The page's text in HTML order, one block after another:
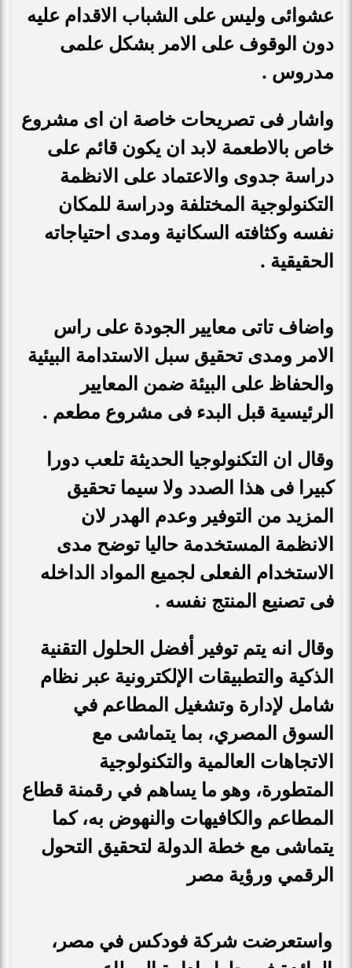
عشوائى وليس على الشباب الاقدام عليه
دون الوقوف على الامر بشكل علمى
مدروس .
واشار فى تصريحات خاصة ان اى مشروع
خاص بالاطعمة لابد ان يكون قائم على
دراسة جدوى والاعتماد على الانظمة
التكنولوجية المختلفة ودراسة للمكان
نفسه وكثافته السكانية ومدى احتياجاته
الحقيقية .
واضاف تاتى معايير الجودة على راس
الامر ومدى تحقيق سبل الاستدامة البيئية
والحفاظ على البيئة ضمن المعايير
الرئيسية قبل البدء فى مشروع مطعم .
وقال ان التكنولوجيا الحديثة تلعب دورا
كبيرا فى هذا الصدد ولا سيما تحقيق
المزيد من التوفير وعدم الهدر لان
الانظمة المستخدمة حاليا توضح مدى
الاستخدام الفعلى لجميع المواد الداخله
فى تصنيع المنتج نفسه .
وقال انه يتم توفير أفضل الحلول التقنية
الذكية والتطبيقات الإلكترونية عبر نظام
شامل لإدارة وتشغيل المطاعم في
السوق المصري، بما يتماشى مع
الاتجاهات العالمية والتكنولوجية
المتطورة، وهو ما يساهم في رقمنة قطاع
المطاعم والكافيهات والنهوض به، كما
يتماشى مع خطة الدولة لتحقيق التحول
الرقمي ورؤية مصر
واستعرضت شركة فودكس في مصر،